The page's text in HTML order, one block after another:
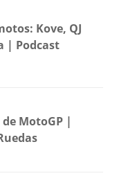
Kove, QJ
| Podcast
MotoGP |